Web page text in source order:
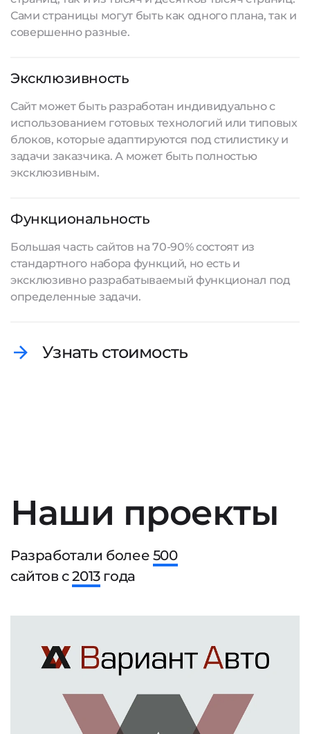
Сами страницы могут быть как одного плана, так и
совершенно разные.
Эксклюзивность
Сайт может быть разработан индивидуально с
использованием готовых технологий или типовых
блоков, которые адаптируются под стилистику и
задачи заказчика. А может быть полностью
эксклюзивным.
Функциональность
Большая часть сайтов на 70-90% состоят из
стандартного набора функций, но есть и
эксклюзивно разрабатываемый функционал под
определенные задачи.
Узнать стоимость
Наши проекты
Разработали более 500
сайтов с2013года